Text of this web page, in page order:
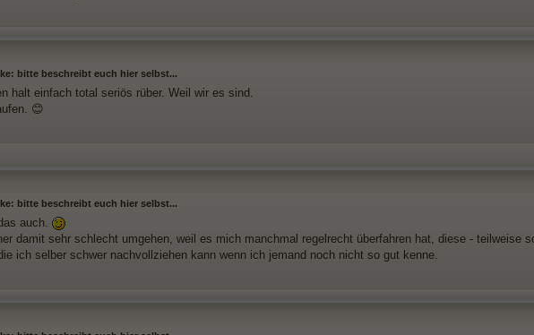
bitte beschreibt euch hier selbst...
halt einfach total seriös rüber. Weil wir es sind.
😊
bitte beschreibt euch hier selbst...
auch.
damit sehr schlecht umgehen, weil es mich manchmal regelrecht überfahren hat, diese - teilweise
ich selber schwer nachvollziehen kann wenn ich jemand noch nicht so gut kenne.